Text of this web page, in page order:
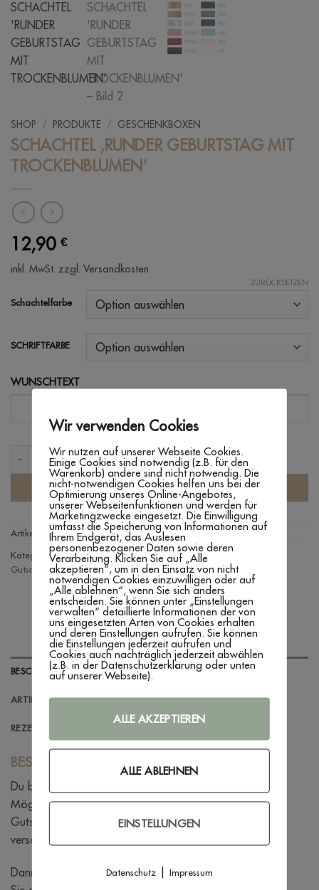
SHOP / PRODUKTE / GESCHENKBOXEN
SCHACHTEL ‚RUNDER GEBURTSTAG MIT
TROCKENBLUMEN‘
12,90 €
inkl. MwSt. zzgl. Versandkosten
Schachtelfarbe
SCHRIFTFARBE
ZURÜCKSETZEN
WUNSCHTEXT
SCHACHTEL 'RUNDER GEBURTSTAG MIT TROCKENBLUMEN'
IN DEN WARENKORB
Artikelnummer:n. v.
Kategorien:Geburtstag,Geschenkboxen,Geschenkideen
Gutscheinverpackung,Produkte,Textilien,Verpacken
BESCHREIBUNG
ARTIKELINFORAMTIONEN
REZENSIONEN (0)
BESCHREIBUNG
Du bist auf der Suche nach einer außergewöhnlichen
Möglichkeit Geld- oder
Gutscheine zu einem besonderen Geburtstag zu
verschenken?
Dann ist diese Geschenkverpackung genau das Richtige.
Wir verwenden Cookies
Wir nutzen auf unserer Webseite Cookies.
Einige Cookies sind notwendig (z.B. für den
Warenkorb) andere sind nicht notwendig. Die
nicht-notwendigen Cookies helfen uns bei der
Optimierung unseres Online-Angebotes,
unserer Webseitenfunktionen und werden für
Marketingzwecke eingesetzt. Die Einwilligung
umfasst die Speicherung von Informationen auf
Ihrem Endgerät, das Auslesen
personenbezogener Daten sowie deren
Verarbeitung. Klicken Sie auf „Alle
akzeptieren“, um in den Einsatz von nicht
notwendigen Cookies einzuwilligen oder auf
„Alle ablehnen“, wenn Sie sich anders
entscheiden. Sie können unter „Einstellungen
verwalten“ detaillierte Informationen der von
uns eingesetzten Arten von Cookies erhalten
und deren Einstellungen aufrufen. Sie können
die Einstellungen jederzeit aufrufen und
Cookies auch nachträglich jederzeit abwählen
(z.B. in der Datenschutzerklärung oder unten
auf unserer Webseite).
ALLE AKZEPTIEREN
ALLE ABLEHNEN
EINSTELLUNGEN
Datenschutz| Impressum